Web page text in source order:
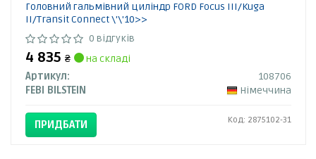
Головний гальмівний циліндр FORD Focus III/Kuga
II/Transit Connect \'\'10>>
0 відгуків
4 835 ₴
на складі
Артикул:
108706
FEBI BILSTEIN
Німеччина
ПРИДБАТИ Код: 2875102-31